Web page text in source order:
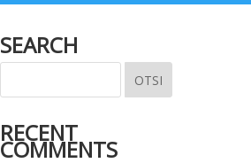
SEARCH
RECENT
COMMENTS